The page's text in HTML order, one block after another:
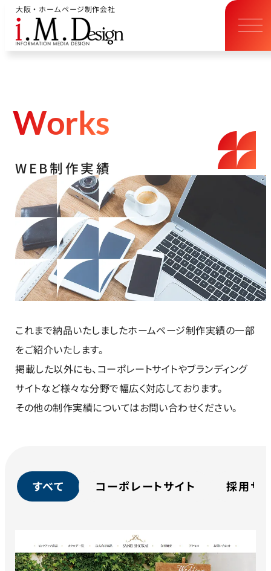
大阪・ホームページ制作会社
Works
WEB制作実績
これまで納品いたしましたホームページ制作実績の一部
をご紹介いたします。
掲載した以外にも、コーポレートサイトやブランディング
サイトなど様々な分野で幅広く対応しております。
その他の制作実績についてはお問い合わせください。
すべて コーポレートサイト 採用サ